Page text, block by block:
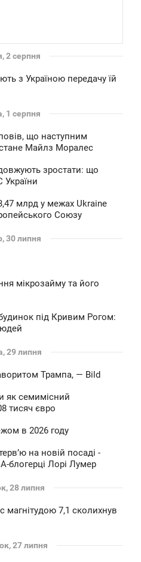
2 серпня
з Україною передачу їй
1 серпня
що наступним
Майлз Моралес
зростати: що
України
млрд у межах Ukraine
Союзу
30 липня
мікрозайму та його
під Кривим Рогом:
29 липня
Трампа, — Bild
як семимісний
тисяч євро
в 2026 году
на новій посаді -
блогерці Лорі Лумер
28 липня
магнітудою 7,1 сколихнув
27 липня